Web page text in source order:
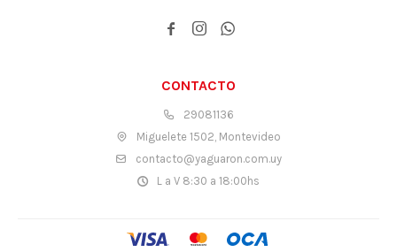
CONTACTO
29081136
Miguelete 1502, Montevideo
contacto@yaguaron.com.uy
L a V 8:30 a 18:00hs
  